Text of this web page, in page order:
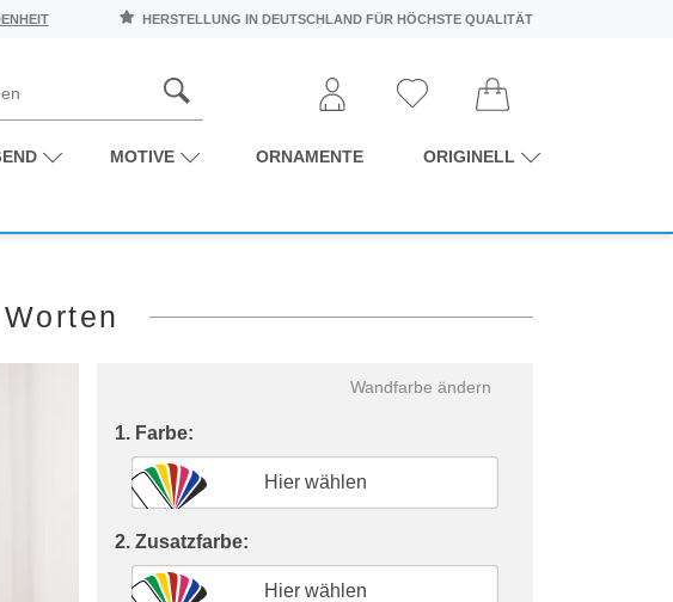
HERSTELLUNG IN DEUTSCHLAND FÜR HÖCHSTE QUALITÄT
MOTIVE ORNAMENTE ORIGINELL
Wandfarbe ändern
1. Farbe:
Hier wählen
2. Zusatzfarbe:
Hier wählen